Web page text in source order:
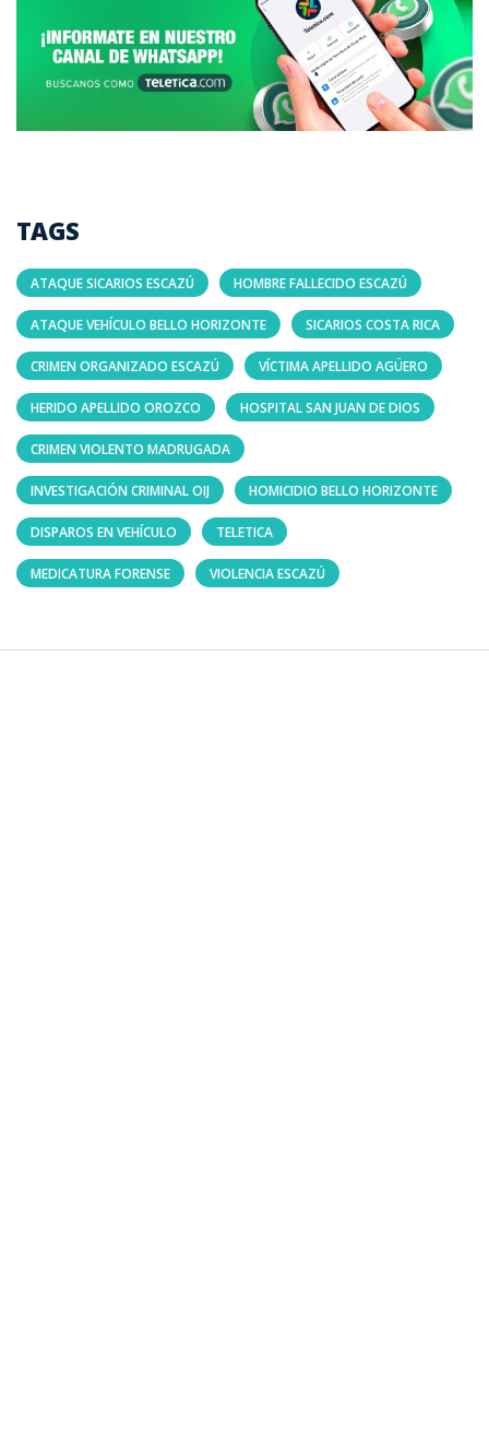
TAGS
ATAQUE SICARIOS ESCAZÚ HOMBRE FALLECIDO ESCAZÚ
ATAQUE VEHÍCULO BELLO HORIZONTE SICARIOS COSTA RICA
CRIMEN ORGANIZADO ESCAZÚ VÍCTIMA APELLIDO AGÜERO
HERIDO APELLIDO OROZCO HOSPITAL SAN JUAN DE DIOS
CRIMEN VIOLENTO MADRUGADA
INVESTIGACIÓN CRIMINAL OIJ HOMICIDIO BELLO HORIZONTE
DISPAROS EN VEHÍCULO TELETICA
MEDICATURA FORENSE VIOLENCIA ESCAZÚ